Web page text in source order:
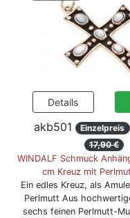
akb501 Einzelpreis
17,90 €
WINDALF Schmuck
cm Kreuz mit
Ein edles Kreuz, als
Perlmutt Aus
sechs feinen Perlmutt-